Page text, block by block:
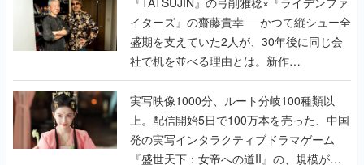
イターズ』の齋藤貴幸──かつて縦シュー全
盛期を支えていた2人が、30年後に同じ会
社で机を並べる理由とは。新作
『TATSUJIN EXTREME』で初タッグを組
んだレジェンド2人に訊く開発秘話
実写映像1000分、ルート分岐100種類以
上。配信開始5日で100万本を売った、中国
発の実写インタラクティブドラマゲーム
『盛世天下：女帝への道II』の、規模が違